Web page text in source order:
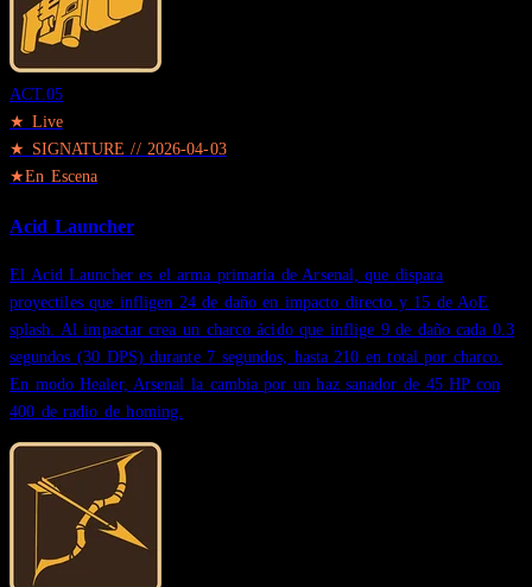
ACT.05
★ Live
★ SIGNATURE //2026-04-03
★En Escena
Acid Launcher
El Acid Launcher es el arma primaria de Arsenal, que dispara
proyectiles que infligen 24 de daño en impacto directo y 15 de AoE
splash. Al impactar crea un charco ácido que inflige 9 de daño cada 0.3
segundos (30 DPS) durante 7 segundos, hasta 210 en total por charco.
En modo Healer, Arsenal la cambia por un haz sanador de 45 HP con
400 de radio de homing.